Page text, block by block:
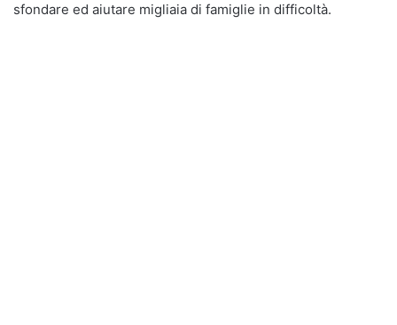
sfondare ed aiutare migliaia di famiglie in difficoltà.